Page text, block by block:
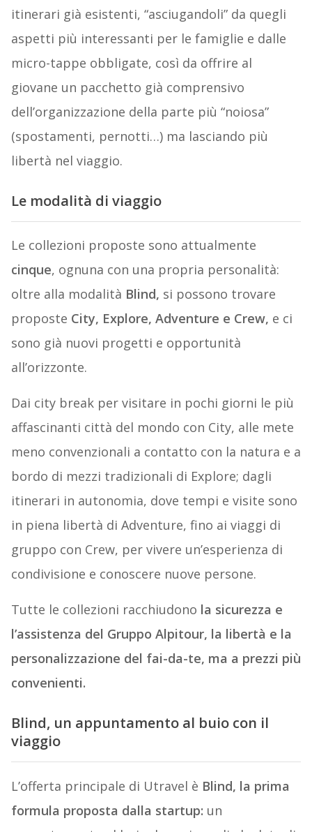
itinerari già esistenti, “asciugandoli” da quegli
aspetti più interessanti per le famiglie e dalle
micro-tappe obbligate, così da offrire al
giovane un pacchetto già comprensivo
dell’organizzazione della parte più “noiosa”
(spostamenti, pernotti…) ma lasciando più
libertà nel viaggio.
Le modalità di viaggio
Le collezioni proposte sono attualmente
cinque, ognuna con una propria personalità:
oltre alla modalità Blind, si possono trovare
proposte City, Explore, Adventure e Crew, e ci
sono già nuovi progetti e opportunità
all’orizzonte.
Dai city break per visitare in pochi giorni le più
affascinanti città del mondo con City, alle mete
meno convenzionali a contatto con la natura e a
bordo di mezzi tradizionali di Explore; dagli
itinerari in autonomia, dove tempi e visite sono
in piena libertà di Adventure, fino ai viaggi di
gruppo con Crew, per vivere un’esperienza di
condivisione e conoscere nuove persone.
Tutte le collezioni racchiudono la sicurezza e
l’assistenza del Gruppo Alpitour, la libertà e la
personalizzazione del fai-da-te, ma a prezzi più
convenienti.
Blind, un appuntamento al buio con il
viaggio
L’offerta principale di Utravel è Blind, la prima
formula proposta dalla startup: un